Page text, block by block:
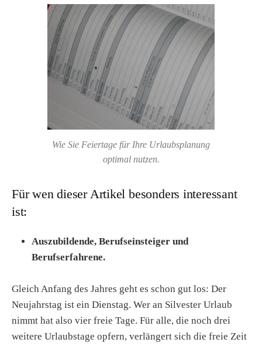
Wie Sie Feiertage für Ihre Urlaubsplanung
optimal nutzen.
Für wen dieser Artikel besonders interessant
ist:
Auszubildende, Berufseinsteiger und
Berufserfahrene.
Gleich Anfang des Jahres geht es schon gut los: Der
Neujahrstag ist ein Dienstag. Wer an Silvester Urlaub
nimmt hat also vier freie Tage. Für alle, die noch drei
weitere Urlaubstage opfern, verlängert sich die freie Zeit